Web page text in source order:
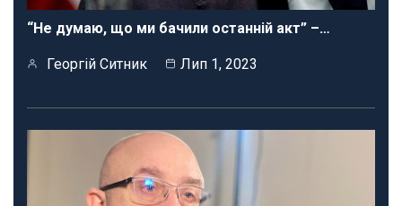
“Не думаю, що ми бачили останній акт” –…
Георгій Ситник Лип 1, 2023